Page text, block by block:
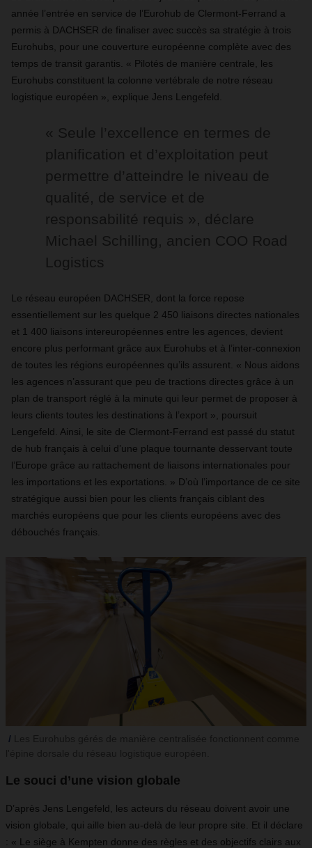
année l’entrée en service de l’Eurohub de Clermont-Ferrand a
permis à DACHSER de finaliser avec succès sa stratégie à trois
Eurohubs, pour une couverture européenne complète avec des
temps de transit garantis. « Pilotés de manière centrale, les
Eurohubs constituent la colonne vertébrale de notre réseau
logistique européen », explique Jens Lengefeld.
« Seule l’excellence en termes de
planification et d’exploitation peut
permettre d’atteindre le niveau de
qualité, de service et de
responsabilité requis », déclare
Michael Schilling, ancien COO Road
Logistics
Le réseau européen DACHSER, dont la force repose
essentiellement sur les quelque 2 450 liaisons directes nationales
et 1 400 liaisons intereuropéennes entre les agences, devient
encore plus performant grâce aux Eurohubs et à l’inter-connexion
de toutes les régions européennes qu’ils assurent. « Nous aidons
les agences n’assurant que peu de tractions directes grâce à un
plan de transport réglé à la minute qui leur permet de proposer à
leurs clients toutes les destinations à l’export », poursuit
Lengefeld. Ainsi, le site de Clermont-Ferrand est passé du statut
de hub français à celui d’une plaque tournante desservant toute
l’Europe grâce au rattachement de liaisons internationales pour
les importations et les exportations. » D’où l’importance de ce site
stratégique aussi bien pour les clients français ciblant des
marchés européens que pour les clients européens avec des
débouchés français.
Le souci d’une vision globale
D’après Jens Lengefeld, les acteurs du réseau doivent avoir une
vision globale, qui aille bien au-delà de leur propre site. Et il déclare
: « Le siège à Kempten donne des règles et des objectifs clairs aux